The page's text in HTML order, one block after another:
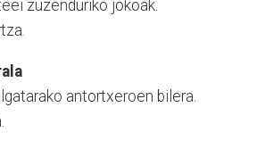
zuzenduriko jokoak.
antortxeroen bilera.